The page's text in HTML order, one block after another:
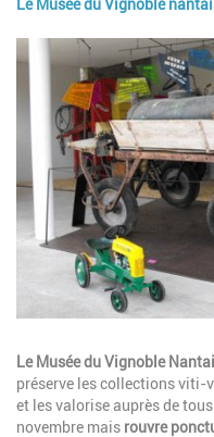
Le Musée du Vignoble
Image
Description
Le Musée du Vignoble
préserve les collections viti-
et les valorise auprès de
novembre mais rouvre